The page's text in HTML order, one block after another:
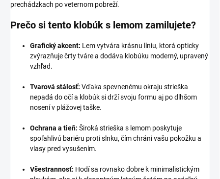
prechádzkach po veternom pobreží.
Prečo si tento klobúk s lemom zamilujete?
Grafický akcent: Lem vytvára krásnu líniu, ktorá opticky
zvýrazňuje črty tváre a dodáva klobúku moderný, upravený
vzhľad.
Tvarová stálosť: Vďaka spevnenému okraju strieška
nepadá do očí a klobúk si drží svoju formu aj po dlhšom
nosení v plážovej taške.
Ochrana a tieň: Široká strieška s lemom poskytuje
spoľahlivú bariéru proti slnku, čím chráni vašu pokožku a
vlasy pred vysušením.
Všestrannosť: Hodí sa rovnako dobre k minimalistickým